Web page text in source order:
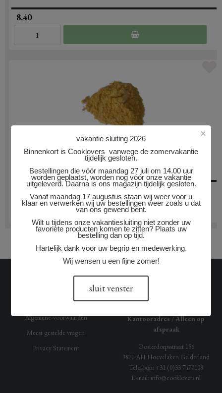
×
vakantie sluiting 2026
Binnenkort is Cooklovers vanwege de zomervakantie
tijdelijk gesloten.
Bestellingen die vóór maandag 27 juli om 14.00 uur
worden geplaatst, worden nog vóór onze vakantie
uitgeleverd. Daarna is ons magazijn tijdelijk gesloten.
Vanaf maandag 17 augustus staan wij weer voor u
klaar en verwerken wij uw bestellingen weer zoals u dat
van ons gewend bent.
Wilt u tijdens onze vakantiesluiting niet zonder uw
favoriete producten komen te zitten? Plaats uw
bestelling dan op tijd.
Hartelijk dank voor uw begrip en medewerking.
Wij wensen u een fijne zomer!
sluit venster
8.40
SINAASAPPEL POEDER BIOLOGISCH
8.40
Algemene-voorwaarden
Meest gestelde vragen
Privacy Statement
Cooklovers.nl
Kantooradres / Alleen op
afspraak
Oosterdorpsstraat 156
3871 AH Hoevelaken Gelderland
Telefoon: +31 (0)33 7470108
E-mail: info@cooklovers.nl